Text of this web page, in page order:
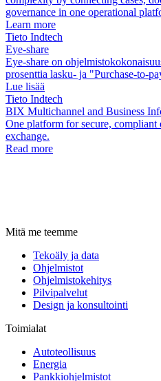
governance in one operational
Learn more
Tieto Indtech
Eye-share
Eye-share on
prosenttia lasku- ja "Purchase-to-
Lue lisää
Tieto Indtech
BIX Multichannel and Business
One platform for secure,
exchange.
Read more
Mitä me teemme
Tekoäly ja data
Ohjelmistot
Ohjelmistokehitys
Pilvipalvelut
Design ja konsultointi
Toimialat
Autoteollisuus
Energia
Pankkiohjelmistot